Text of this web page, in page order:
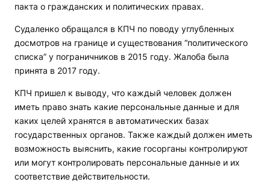
пакта о гражданских и политических правах.
Судаленко обращался в КПЧ по поводу углубленных
досмотров на границе и существования “политического
списка” у пограничников в 2015 году. Жалоба была
принята в 2017 году.
КПЧ пришел к выводу, что каждый человек должен
иметь право знать какие персональные данные и для
каких целей хранятся в автоматических базах
государственных органов. Также каждый должен иметь
возможность выяснить, какие госорганы контролируют
или могут контролировать персональные данные и их
соответствие действительности.